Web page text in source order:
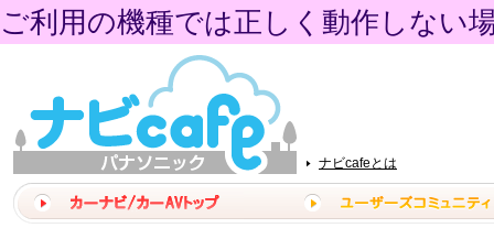
ご利用の機種では正しく動作しない
ナビcafeとは